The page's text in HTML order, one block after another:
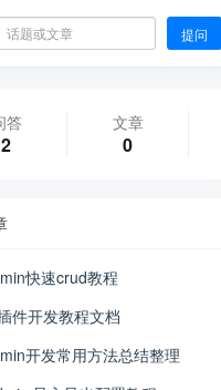
提问
答
2
文章
0
快速crud教程
件开发教程文档
开发常用方法总结整理